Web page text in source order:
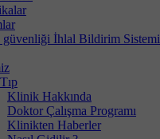
İhlal Bildirim Sistemi
Klinik Hakkında
Doktor Çalışma Programı
Klinikten Haberler